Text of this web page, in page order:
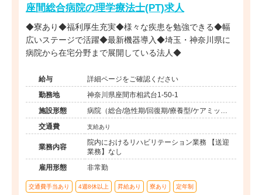
座間総合病院の理学療法士(PT)求人
◆寮あり◆福利厚生充実◆様々な疾患を勉強できる◆幅
広いステージで活躍◆最新機器導入◆埼玉・神奈川県に
病院から在宅分野まで展開している法人◆
給与
詳細ページをご確認ください
勤務地
神奈川県座間市相武台1-50-1
施設形態
病院（総合/急性期/回復期/療養型/ケアミック
ス）
交通費 支給あり
業務内容
院内におけるリハビリテーション業務 【送迎
業務】なし
雇用形態
非常勤
交通費手当あり 4週8休以上 昇給あり 寮あり 定年制